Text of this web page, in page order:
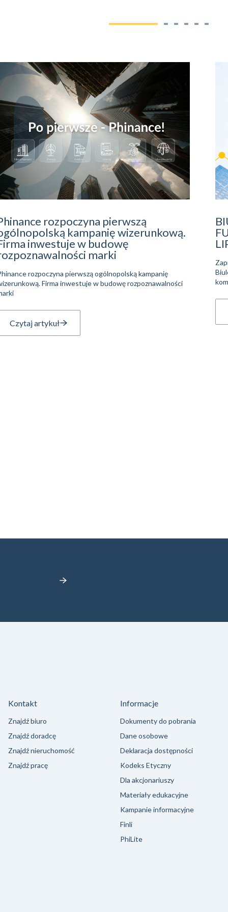
rozpoczyna pierwszą
kampanię wizerunkową.
inwestuje w budowę
marki
rozpoczyna pierwszą ogólnopolską kampanię
Firma inwestuje w budowę rozpoznawalności
Czytaj artykuł
Kontakt
Znajdź biuro
Znajdź doradcę
Znajdź nieruchomość
Znajdź pracę
Informacje
Dokumenty do pobrania
Dane osobowe
Deklaracja dostępności
Kodeks Etyczny
Dla akcjonariuszy
Materiały edukacyjne
Kampanie informacyjne
Finli
PhiLite